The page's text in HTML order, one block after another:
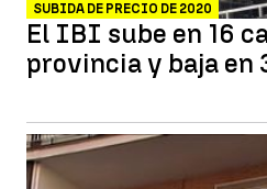
SUBIDA DE PRECIO DE 2020
El IBI sube en 16
provincia y baja en